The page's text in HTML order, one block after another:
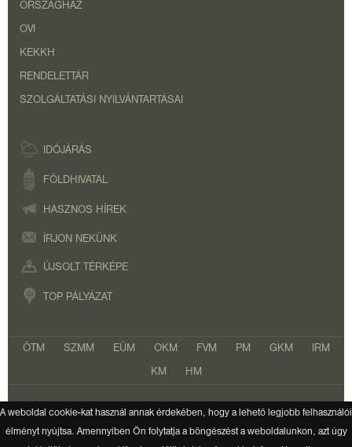
A weboldal cookie-kat használ annak érdekében, hogy a lehető legjobb felhasználói
élményt nyújtsa. Amennyiben Ön folytatja a böngészést a weboldalunkon, azt úgy
ORSZÁGHÁZ
OVI
KEKKH
RENDELETTÁR
SZOLGÁLTATÁSI NYILVÁNTARTÁSAI
IDŐJÁRÁS
FÖLDHIVATAL
HASZNOS HÍREK
ÍRJON NEKÜNK
ÚJSOLT TÉRKÉPE
TOP PÁLYÁZAT
ÖTM SZMM EÜM OKM FVM PM GKM IRM
KM HM
Copyright 2026. Minden jog fenntartva.